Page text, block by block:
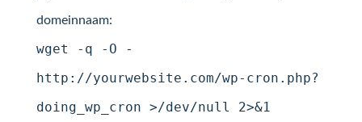
domeinnaam:
wget -q -O -
http://yourwebsite.com/wp-cron.php?
doing_wp_cron >/dev/null 2>&1